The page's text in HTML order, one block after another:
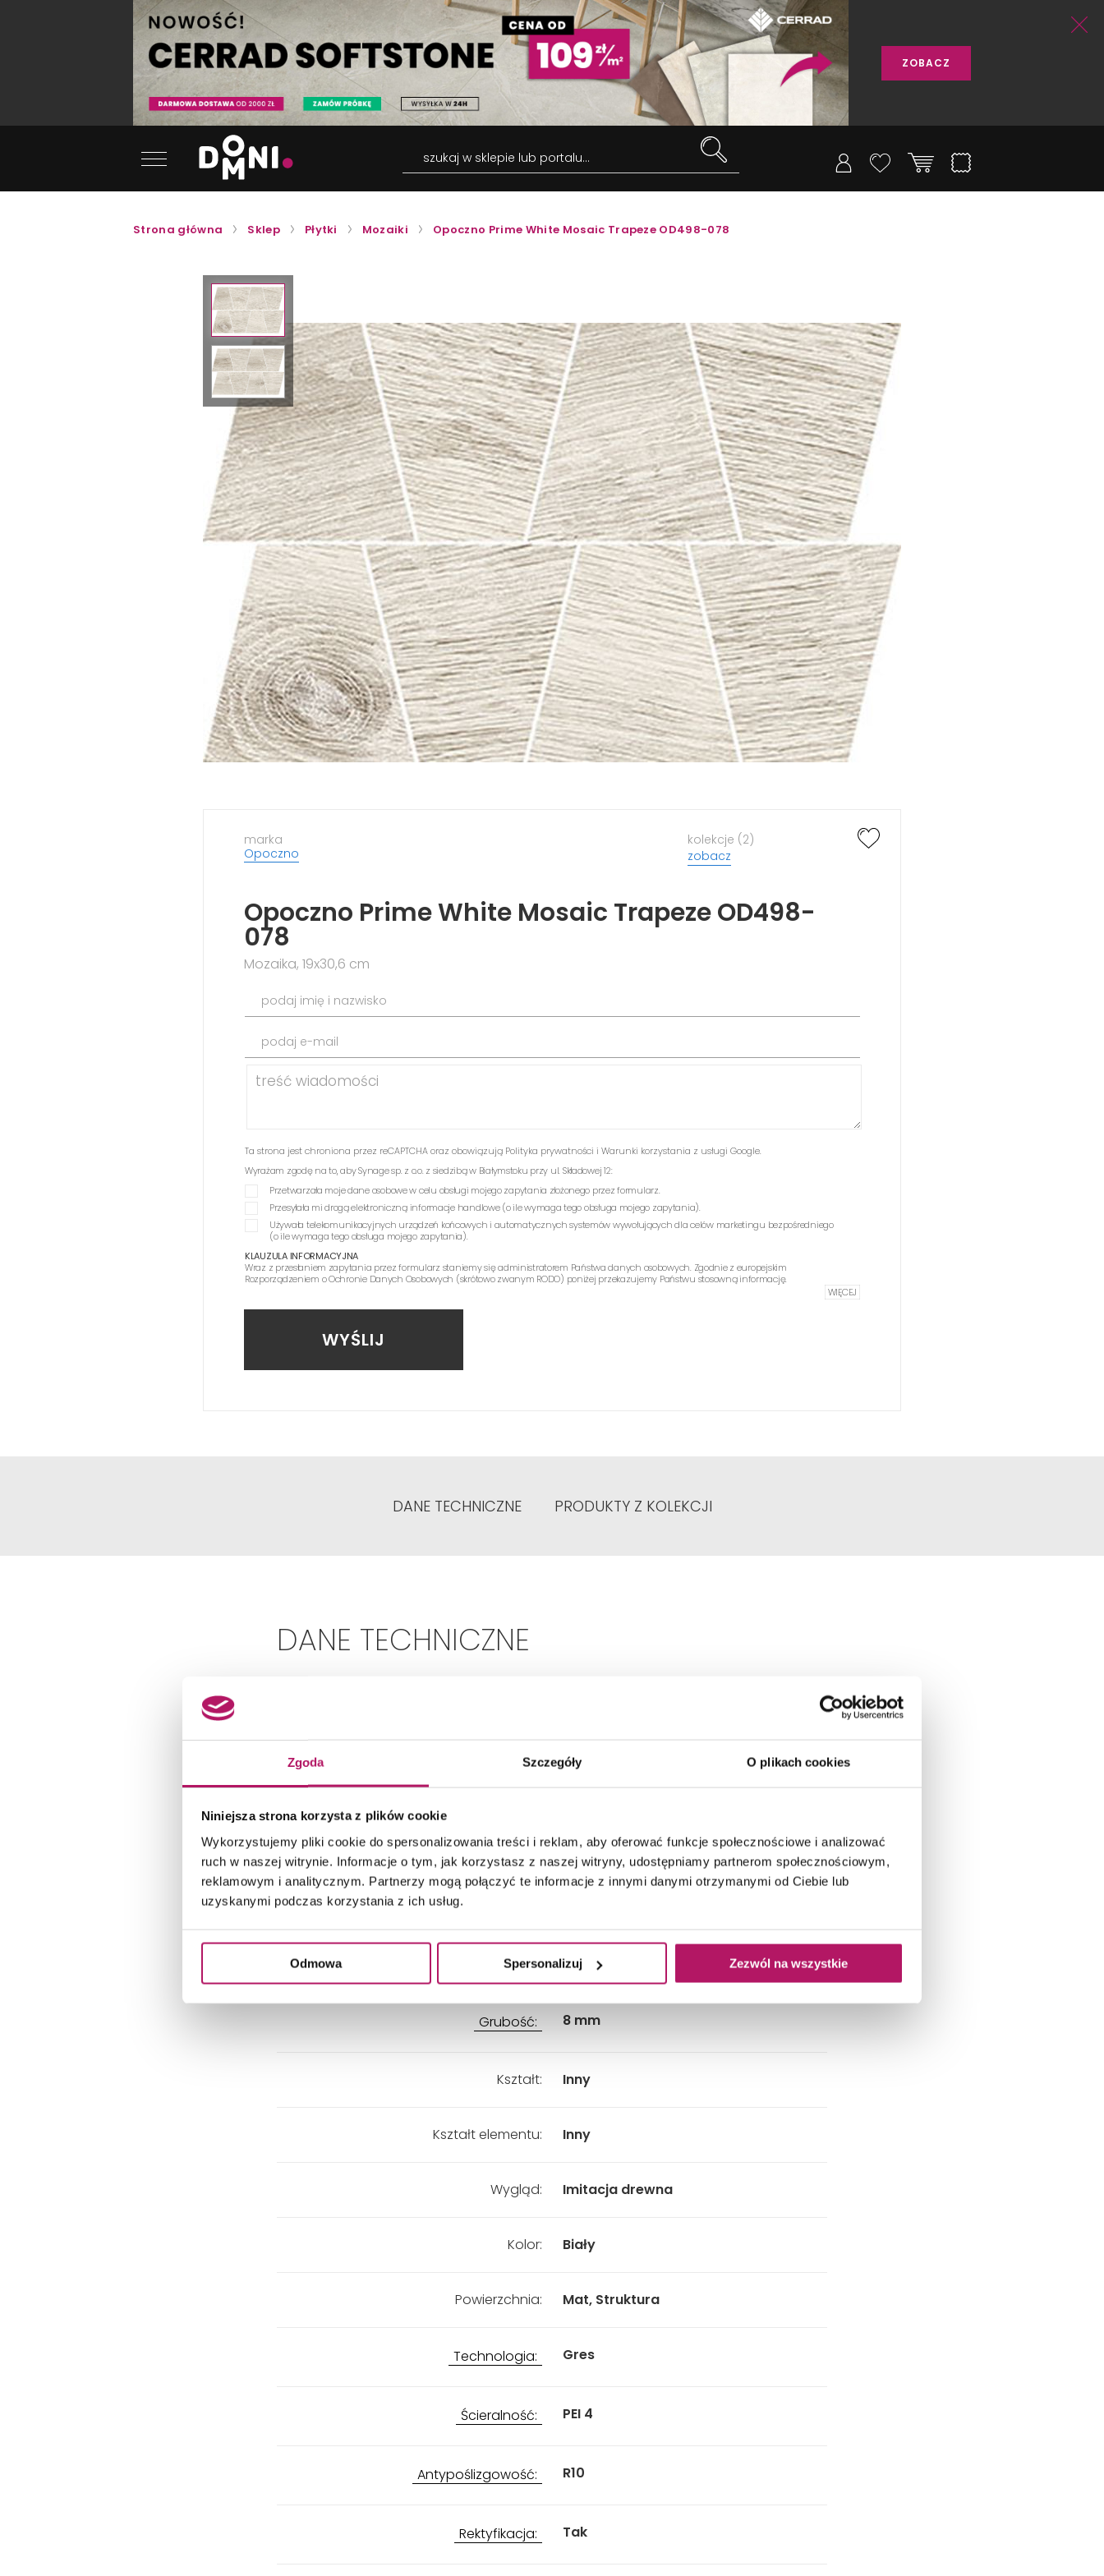
Zgoda Szczegóły O plikach cookies
Niniejsza strona korzysta z plików cookie
Wykorzystujemy pliki cookie do spersonalizowania treści i reklam, aby oferować funkcje społecznościowe i analizować
ruch w naszej witrynie. Informacje o tym, jak korzystasz z naszej witryny, udostępniamy partnerom społecznościowym,
reklamowym i analitycznym. Partnerzy mogą połączyć te informacje z innymi danymi otrzymanymi od Ciebie lub
uzyskanymi podczas korzystania z ich usług.
Odmowa Spersonalizuj Zezwól na wszystkie
ZOBACZ
szukaj w sklepie lub portalu...
Strona główna Sklep Płytki Mozaiki Opoczno Prime White Mosaic Trapeze OD498-078
marka
Opoczno
kolekcje (2)
zobacz
Opoczno Prime White Mosaic Trapeze OD498-
078
Mozaika, 19x30,6 cm
podaj imię i nazwisko
podaj e-mail
Ta strona jest chroniona przez reCAPTCHA oraz obowiązują Polityka prywatności i Warunki korzystania z usługi Google.
Wyrażam zgodę na to, aby Synage sp. z o.o. z siedzibą w Białymstoku przy ul. Składowej 12:
Przetwarzała moje dane osobowe w celu obsługi mojego zapytania złożonego przez formularz.
Przesyłała mi drogą elektroniczną informacje handlowe (o ile wymaga tego obsługa mojego zapytania).
Używała telekomunikacyjnych urządzeń końcowych i automatycznych systemów wywołujących dla celów marketingu bezpośredniego
(o ile wymaga tego obsługa mojego zapytania).
KLAUZULA INFORMACYJNA
Wraz z przesłaniem zapytania przez formularz staniemy się administratorem Państwa danych osobowych. Zgodnie z europejskim
Rozporządzeniem o Ochronie Danych Osobowych (skrótowo zwanym RODO) poniżej przekazujemy Państwu stosowną informację.
WIĘCEJ
WYŚLIJ
DANE TECHNICZNE PRODUKTY Z KOLEKCJI
DANE TECHNICZNE
Zastosowanie: Wewnątrz, Na zewnątrz
Przeznaczenie: Hol i przedpokój, Salon i sypialnia,
Taras i balkon, Kuchnia, Łazienka
Szerokość: 190 mm
Grubość: 8 mm
Kształt: Inny
Kształt elementu: Inny
Wygląd: Imitacja drewna
Kolor: Biały
Powierzchnia: Mat, Struktura
Technologia: Gres
Ścieralność: PEI 4
Antypoślizgowość: R10
Rektyfikacja: Tak